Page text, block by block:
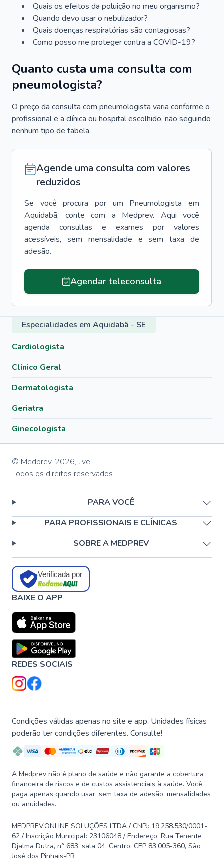
Quais os efeitos da poluição no meu organismo?
Quando devo usar o nebulizador?
Quais doenças respiratórias são contagiosas?
Como posso me proteger contra a COVID-19?
Quanto custa uma consulta com
pneumologista?
O preço da consulta com pneumologista varia conforme o
profissional e a clínica ou hospital escolhido, não seguindo
nenhum tipo de tabela.
Agende uma consulta com valores
reduzidos
Se você procura por um Pneumologista
em
Aquidabã, conte com a Medprev. Aqui você
agenda consultas e exames por valores
acessíveis, sem mensalidade e sem taxa de
adesão.
Agendar teleconsulta
Especialidades em Aquidabã - SE
Cardiologista
Clínico Geral
Dermatologista
Geriatra
Ginecologista
© Medprev, 2026, live
Todos os direitos reservados
PARA VOCÊ
PARA PROFISSIONAIS E CLÍNICAS
SOBRE A MEDPREV
Verificada por
BAIXE O APP
REDES SOCIAIS
Condições válidas apenas no site e app. Unidades físicas
poderão ter condições diferentes. Consulte!
A Medprev não é plano de saúde e não garante a cobertura
financeira de riscos e de custos assistenciais à saúde. Você
paga apenas quando usar, sem taxa de adesão, mensalidades
ou anuidades.
MEDPREV.ONLINE SOLUÇÕES LTDA / CNPJ: 19.258.530/0001-
62 / Inscrição Municipal: 23106048 / Endereço: Rua Tenente
Djalma Dutra, n° 683, sala 04, Centro, CEP 83.005-360, São
José dos Pinhais-PR